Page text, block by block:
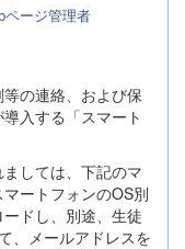
ページ管理者
の連絡、および保
入する「スマート
しては、下記のマ
ートフォンのOS別
ドし、別途、生徒
、メールアドレスを